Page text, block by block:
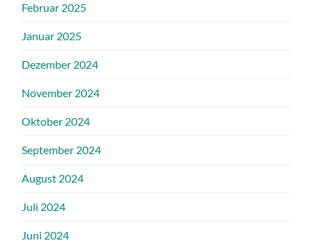
Februar 2025
Januar 2025
Dezember 2024
November 2024
Oktober 2024
September 2024
August 2024
Juli 2024
Juni 2024